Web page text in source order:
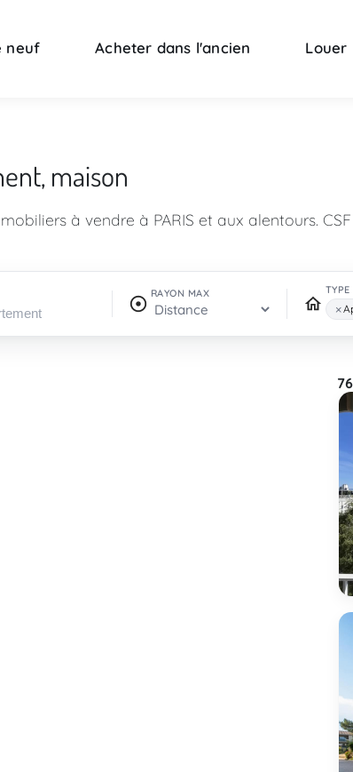
neuf Acheter dans l'ancien Louer
maison
à vendre à PARIS et aux alentours.
RAYON MAX TYPE
×